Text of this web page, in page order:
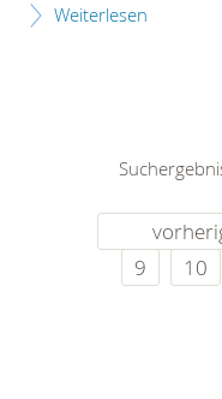
Weiterlesen
9
10